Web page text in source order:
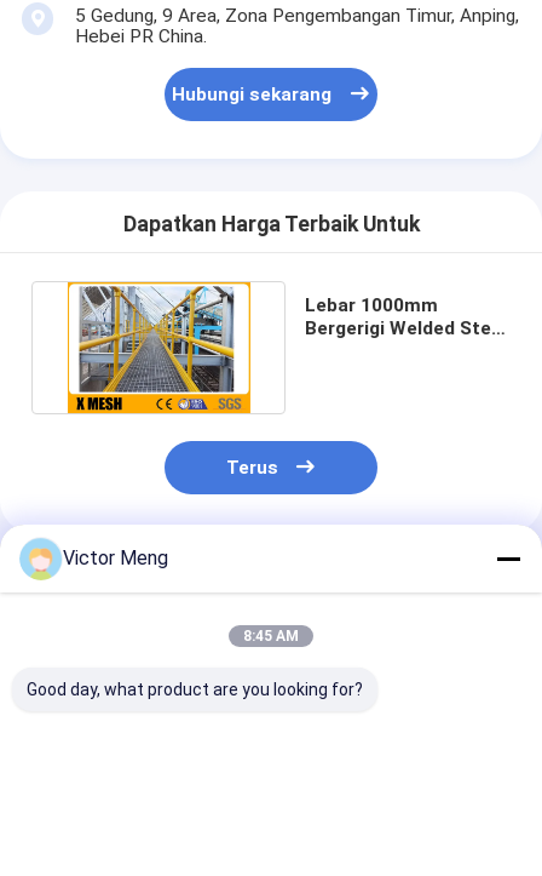
5 Gedung, 9 Area, Zona Pengembangan Timur, Anping,
Hebei PR China.
Hubungi sekarang
Dapatkan Harga Terbaik Untuk
Lebar 1000mm
Bergerigi Welded Steel
Terus
Rekomendasi Produk
Victor Meng
8:45 AM
Good day, what product are you looking for?